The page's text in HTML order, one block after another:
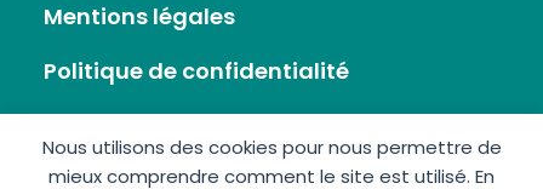
Nous utilisons des cookies pour nous permettre de
mieux comprendre comment le site est utilisé. En
Mentions légales
Politique de confidentialité
Plan du site